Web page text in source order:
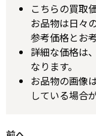
こちらの買取
お品物は日々
参考価格とお
詳細な価格は
なります。
お品物の画像
している場合